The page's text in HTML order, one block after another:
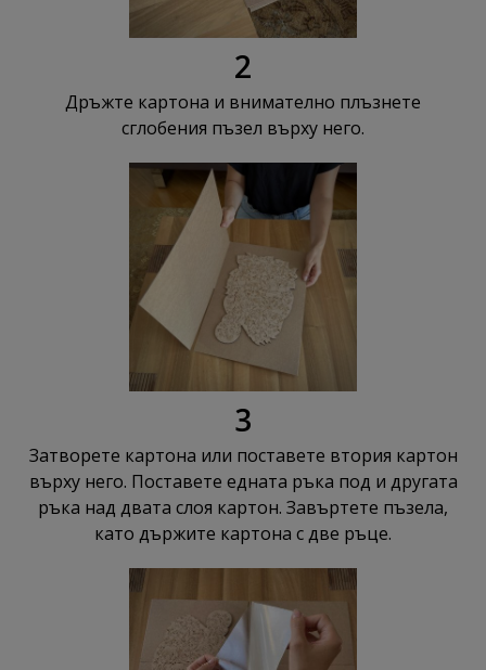
2
Дръжте картона и внимателно плъзнете
сглобения пъзел върху него.
3
Затворете картона или поставете втория картон
върху него. Поставете едната ръка под и другата
ръка над двата слоя картон. Завъртете пъзела,
като държите картона с две ръце.